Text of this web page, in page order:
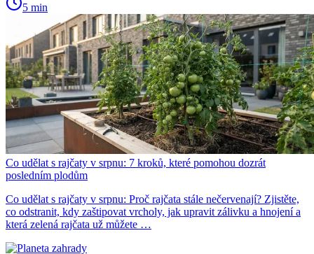
5 min
Co udělat s rajčaty v srpnu: 7 kroků, které pomohou dozrát
posledním plodům
Co udělat s rajčaty v srpnu: Proč rajčata stále nečervenají? Zjistěte,
co odstranit, kdy zaštipovat vrcholy, jak upravit zálivku a hnojení a
která zelená rajčata už můžete …